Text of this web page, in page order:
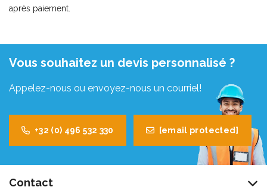
après paiement.
Vous souhaitez un devis personnalisé ?
Appelez-nous ou envoyez-nous un courriel!
+32 (0) 496 532 330 [email protected]
Contact